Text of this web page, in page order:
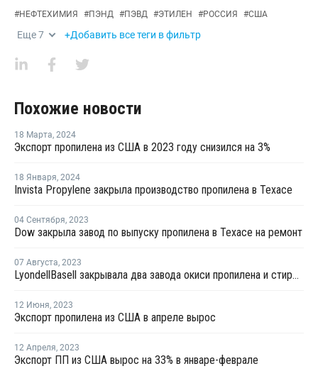
#НЕФТЕХИМИЯ #ПЭНД #ПЭВД #ЭТИЛЕН #РОССИЯ #США
Еще7 +Добавить все теги в фильтр
Похожие новости
18 Марта, 2024
Экспорт пропилена из США в 2023 году снизился на 3%
18 Января, 2024
Invista Propylene закрыла производство пропилена в Техасе
04 Сентября, 2023
Dow закрыла завод по выпуску пропилена в Техасе на ремонт
07 Августа, 2023
LyondellBasell закрывала два завода окиси пропилена и стирола в США и Европе на ремонт в июле-августе
12 Июня, 2023
Экспорт пропилена из США в апреле вырос
12 Апреля, 2023
Экспорт ПП из США вырос на 33% в январе-феврале